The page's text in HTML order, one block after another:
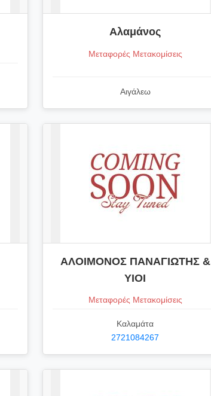
Αλαμάνος
Μεταφορές Μετακομίσεις
Αιγάλεω
ΑΛΟΙΜΟΝΟΣ ΠΑΝΑΓΙΩΤΗΣ &
ΥΙΟΙ
Μεταφορές Μετακομίσεις
Καλαμάτα
2721084267